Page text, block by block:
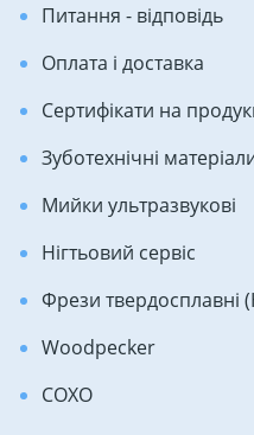
Питання - відповідь
Оплата і доставка
Сертифікати на
Зуботехнічні
Мийки ультразвукові
Нігтьовий сервіс
Фрези твердосплавні
Woodpecker
COXO